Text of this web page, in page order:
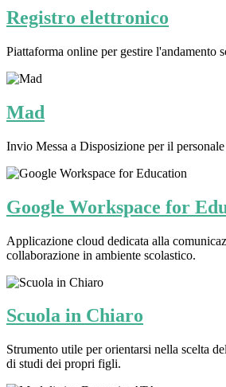
Registro elettronico
Piattaforma online per gestire l'andamento
Mad
Invio Messa a Disposizione per il
Google Workspace for
Applicazione cloud dedicata alla
collaborazione in ambiente scolastico.
Scuola in Chiaro
Strumento utile per orientarsi nella scelta
di studi dei propri figli.